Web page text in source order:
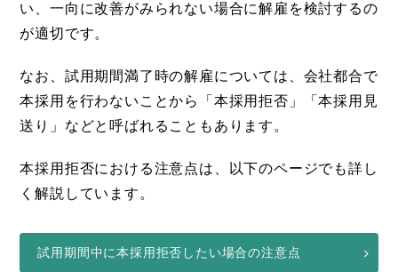
い、一向に改善がみられない場合に解雇を検討するの
が適切です。
なお、試用期間満了時の解雇については、会社都合で
本採用を行わないことから「本採用拒否」「本採用見
送り」などと呼ばれることもあります。
本採用拒否における注意点は、以下のページでも詳し
く解説しています。
試用期間中に本採用拒否したい場合の注意点